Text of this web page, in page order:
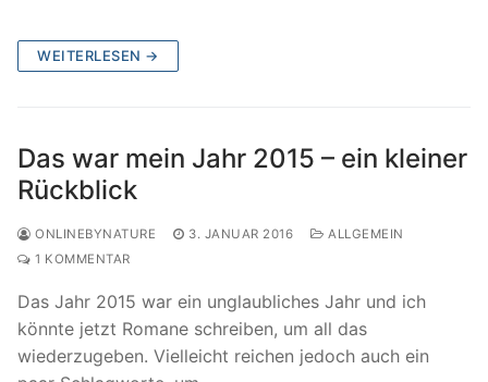
WEITERLESEN →
Das war mein Jahr 2015 – ein kleiner
Rückblick
ONLINEBYNATURE 3. JANUAR 2016
ALLGEMEIN
1 KOMMENTAR
Das Jahr 2015 war ein unglaubliches Jahr und ich
könnte jetzt Romane schreiben, um all das
wiederzugeben. Vielleicht reichen jedoch auch ein